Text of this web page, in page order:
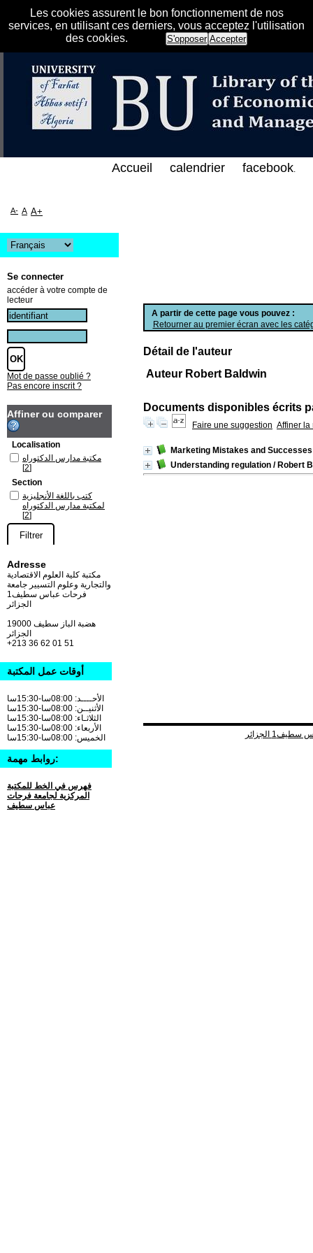
Les cookies assurent le bon fonctionnement de nos
services, en utilisant ces derniers, vous acceptez l'utilisation
des cookies.
S'opposer Accepter
الإلكتروني على الخط المباشر لمكتبة كلية
A partir de cette page vous pouvez :
Retourner au premier écran avec les
Détail de l'auteur
Auteur Robert Baldwin
Documents disponibles écrits
Faire une suggestion Affiner la
Marketing Mistakes and Successes
Understanding regulation / Robert
Accueil calendrier facebook.
A- A A+
Se connecter
accéder à votre compte de
lecteur
Mot de passe oublié ?
Pas encore inscrit ?
Affiner ou comparer
Localisation
مكتبة مدارس الدكتوراه
[2]
Section
كتب باللغة الأنجليزية
لمكتبة مدارس الدكتوراه
[2]
Adresse
مكتبة كلية العلوم الاقتصادية
والتجارية وعلوم التسيير جامعة
فرحات عباس سطيف1
الجزائر
19000 هضبة الباز سطيف
+213 36 62 01 51
أوقات عمل المكتبة
الأحــــد: 08:00سا-15:30سا
الأثنيــن: 08:00سا-15:30سا
الثلاثـاء: 08:00سا-15:30سا
الأربعاء: 08:00سا-15:30سا
الخميس: 08:00سا-15:30سا
روابط مهمة:
فهرس في الخط للمكتبة
المركزية لجامعة فرحات
عباس سطيف